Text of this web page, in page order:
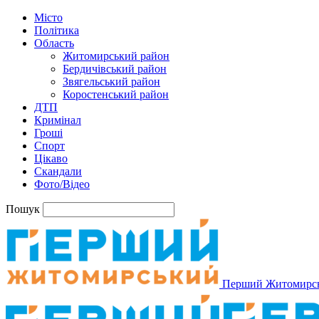
Місто
Політика
Область
Житомирський район
Бердичівський район
Звягельський район
Коростенський район
ДТП
Кримінал
Гроші
Спорт
Цікаво
Скандали
Фото/Відео
Пошук
Перший